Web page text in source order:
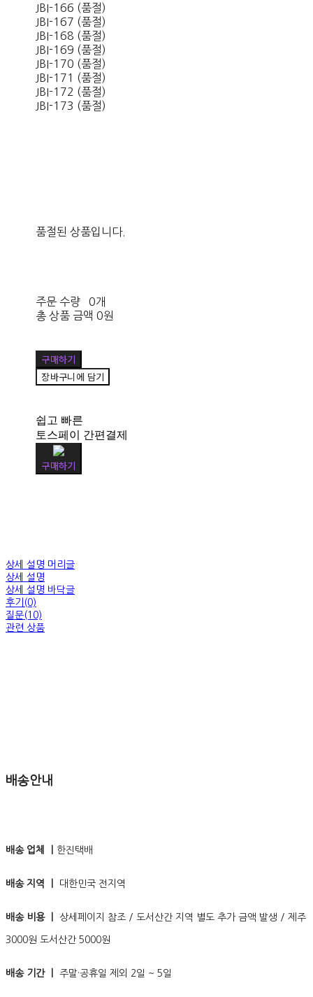
JBI-166 (품절)
JBI-167 (품절)
JBI-168 (품절)
JBI-169 (품절)
JBI-170 (품절)
JBI-171 (품절)
JBI-172 (품절)
JBI-173 (품절)
품절된 상품입니다.
주문 수량
0개
총 상품 금액 0원
구매하기
장바구니에 담기
쉽고 빠른
토스페이 간편결제
구매하기
상세 설명 머리글
상세 설명
상세 설명 바닥글
후기(0)
질문(10)
관련 상품
배송안내
배송 업체 ㅣ 한진택배
배송 지역 ㅣ 대한민국 전지역
배송 비용 ㅣ 상세페이지 참조 / 도서산간 지역 별도 추가 금액 발생 / 제주
3000원 도서산간 5000원
배송 기간 ㅣ 주말·공휴일 제외 2일 ~ 5일